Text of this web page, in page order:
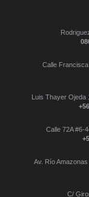
Calle Francisca
Luis Thayer Ojeda
Calle 72A #6-
Av. Río
C/